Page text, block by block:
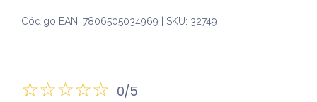
Código EAN: 7806505034969 | SKU: 32749
0/5